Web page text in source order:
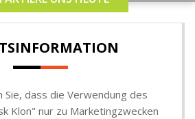
Sie, dass die Verwendung des
Klon" nur zu Marketingzwecken